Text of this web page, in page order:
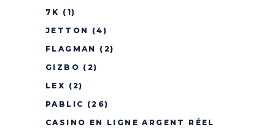
7K (1)
JETTON
(4)
FLAGMAN
(2)
GIZBO (2)
LEX (2)
PABLIC (26)
CASINO EN LIGNE ARGENT RÉEL